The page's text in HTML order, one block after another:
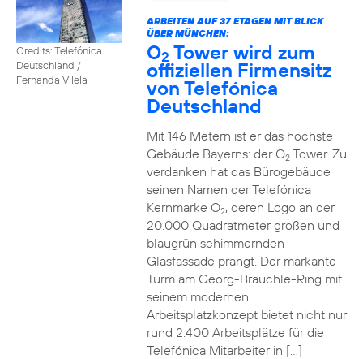
Credits: Telefónica
Deutschland /
Fernanda Vilela
ARBEITEN AUF 37 ETAGEN MIT BLICK
ÜBER MÜNCHEN:
O2 Tower wird zum
offiziellen Firmensitz
von Telefónica
Deutschland
Mit 146 Metern ist er das höchste
Gebäude Bayerns: der O2Tower. Zu
verdanken hat das Bürogebäude
seinen Namen der Telefónica
Kernmarke O2, deren Logo an der
20.000 Quadratmeter großen und
blaugrün schimmernden
Glasfassade prangt. Der markante
Turm am Georg-Brauchle-Ring mit
seinem modernen
Arbeitsplatzkonzept bietet nicht nur
rund 2.400 Arbeitsplätze für die
Telefónica Mitarbeiter in […]